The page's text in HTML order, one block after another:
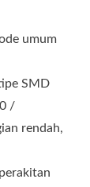
umum
SMD
/
rendah,